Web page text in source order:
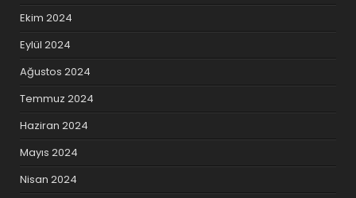
Ekim 2024
Eylül 2024
Ağustos 2024
Temmuz 2024
Haziran 2024
Mayıs 2024
Nisan 2024